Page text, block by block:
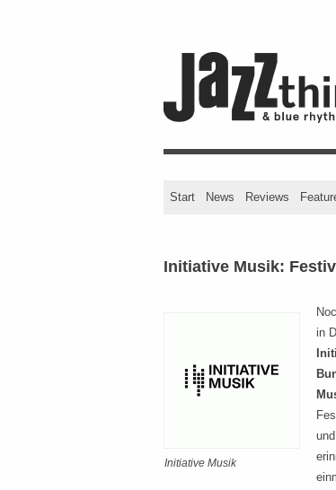
Start News Reviews
Initiative Musik:
Initiative Musik
in